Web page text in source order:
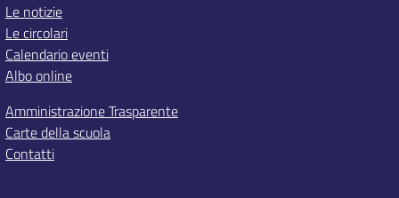
Le notizie
Le circolari
Calendario eventi
Albo online
Amministrazione Trasparente
Carte della scuola
Contatti